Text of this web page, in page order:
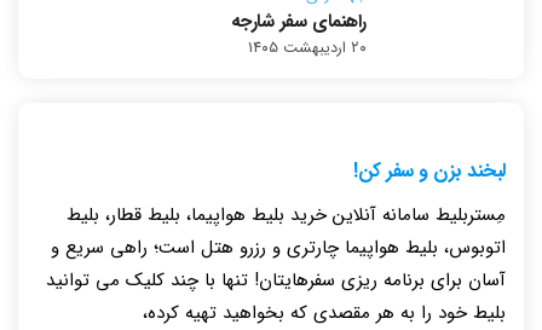
راهنمای سفر شارجه
۲۰ اردیبهشت ۱۴۰۵
لبخند بزن و سفر کن!
مِستربلیط سامانه آنلاین خرید بلیط هواپیما، بلیط قطار، بلیط
اتوبوس، بلیط هواپیما چارتری و رزرو هتل است؛ راهی سریع و
آسان برای برنامه ریزی سفرهایتان! تنها با چند کلیک می توانید
بلیط خود را به هر مقصدی که بخواهید تهیه کرده،